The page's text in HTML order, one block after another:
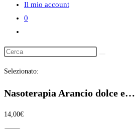
Il mio account
0
ricerca
sul
web
Selezionato:
Nasoterapia Arancio dolce e…
14,00€